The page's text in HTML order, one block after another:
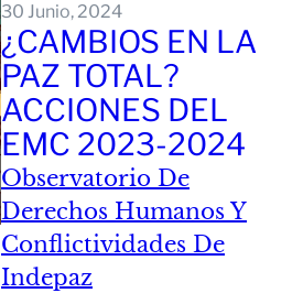
30 Junio, 2024
¿CAMBIOS EN LA
PAZ TOTAL?
ACCIONES DEL
EMC 2023-2024
Observatorio De
Derechos Humanos Y
Conflictividades De
Indepaz